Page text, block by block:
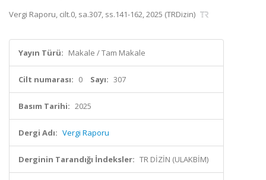
Vergi Raporu, cilt.0, sa.307, ss.141-162, 2025 (TRDizin)
Yayın Türü: Makale / Tam Makale
Cilt numarası: 0 Sayı: 307
Basım Tarihi: 2025
Dergi Adı: Vergi Raporu
Derginin Tarandığı İndeksler: TR DİZİN (ULAKBİM)